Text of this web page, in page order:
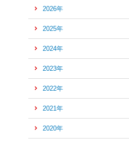
2026年
2025年
2024年
2023年
2022年
2021年
2020年